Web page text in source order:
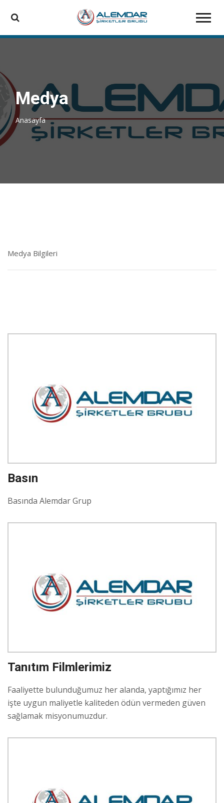
Medya
Anasayfa
Medya Bilgileri
Basın
Basında Alemdar Grup
Tanıtım Filmlerimiz
Faaliyette bulunduğumuz her alanda, yaptığımız her
işte uygun maliyetle kaliteden ödün vermeden güven
sağlamak misyonumuzdur.